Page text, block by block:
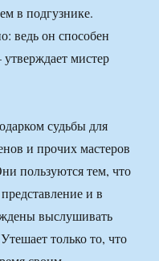
в подгузнике.
ведь он способен
мистер
судьбы для
и прочих мастеров
пользуются тем, что
и в
выслушивать
только то, что